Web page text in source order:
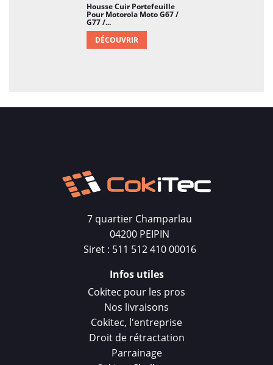
Housse Cuir Portefeuille
Pour Motorola Moto G67 /
G77 /...
DÉCOUVRIR
7 quartier Champarlau
04200 PEIPIN
Siret : 511 512 410 00016
Infos utiles
Cokitec pour les pros
Nos livraisons
Cokitec, l'entreprise
Droit de rétractation
Parrainage